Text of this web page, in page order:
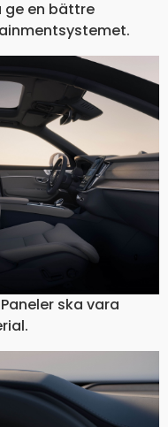
ge en bättre
ska vara